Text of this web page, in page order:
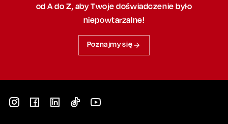
od A do Z, abyTwoje doświadczenie było
niepowtarzalne!
Poznajmy się